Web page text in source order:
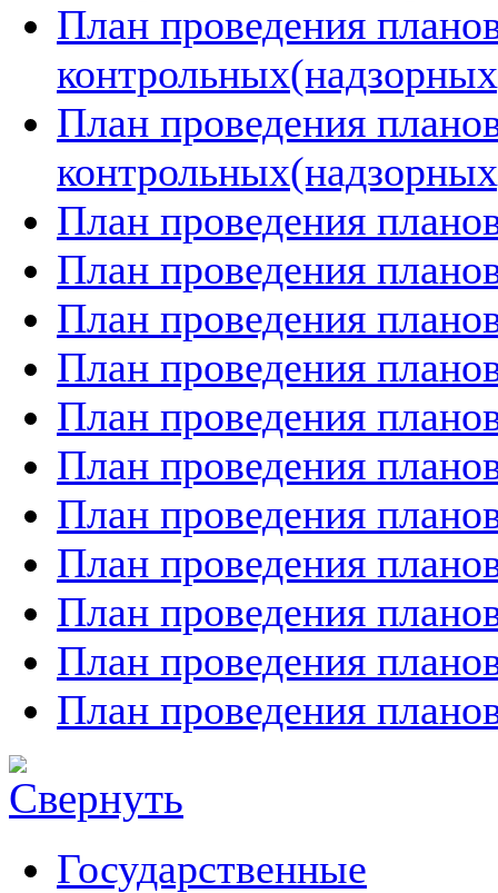
План проведения
План проведения
План проведения
План проведения
План проведения
План проведения
План проведения
План проведения
План проведения
План проведения
План проведения
План проведения
План проведения
Государственные